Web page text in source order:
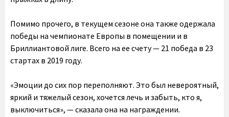
Помимо прочего, в текущем сезоне она также одержала
победы на чемпионате Европы в помещении и в
Бриллиантовой лиге. Всего на ее счету — 21 победа в 23
стартах в 2019 году.
«Эмоции до сих пор переполняют. Это был невероятный,
яркий и тяжелый сезон, хочется лечь и забыть, кто я,
выключиться», — сказала она на награждении.